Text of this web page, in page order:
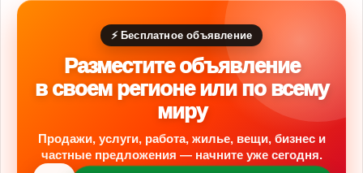
⚡ Бесплатное объявление
Разместите объявление
в своем регионе или по всему
миру
Продажи, услуги, работа, жилье, вещи, бизнес и
частные предложения — начните уже сегодня.